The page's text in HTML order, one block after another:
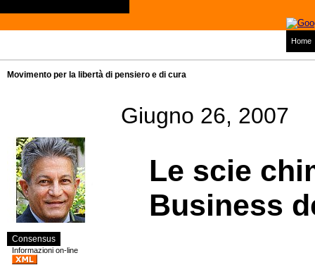
Home
Movimento per la libertà di pensiero e di cura
Consensus
Informazioni on-line
Giugno 26, 2007
Le scie
Business